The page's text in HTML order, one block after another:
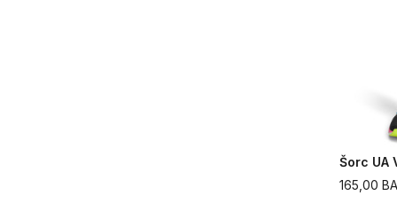
Šorc UA
165,00